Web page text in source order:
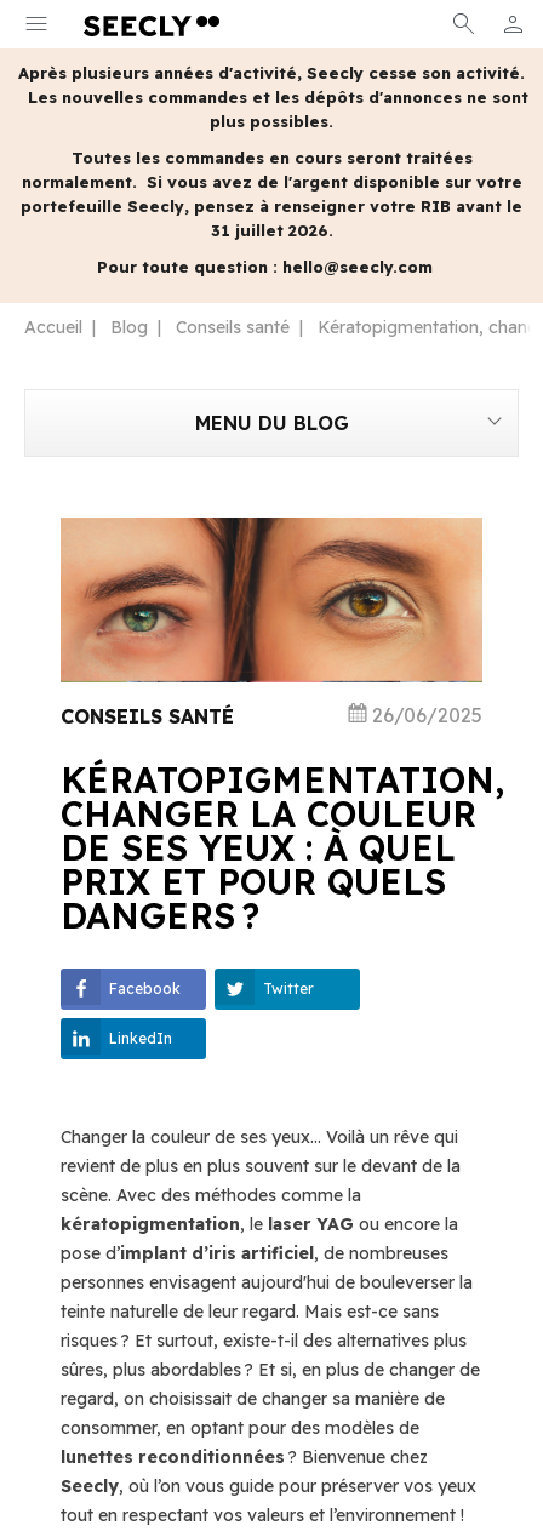
menu search person
MON
Après plusieurs années d'activité, Seecly cesse son activité.
Les nouvelles commandes et les dépôts d'annonces ne sont
plus possibles.
Toutes les commandes en cours seront traitées
normalement. Si vous avez de l'argent disponible sur votre
portefeuille Seecly, pensez à renseigner votre RIB avant le
31 juillet 2026.
Pour toute question : hello@seecly.com
Accueil Blog Conseils santé Kératopigmentation,
MENU DU BLOG
KÉRATOPIGMENTATION,
CHANGER LA COULEUR
DE SES YEUX : À QUEL
PRIX ET POUR QUELS
DANGERS ?
CONSEILS SANTÉ 26/06/2025
Facebook Twitter
LinkedIn
Changer la couleur de ses yeux… Voilà un rêve qui
revient de plus en plus souvent sur le devant de la
scène. Avec des méthodes comme la
kératopigmentation, le laser YAG ou encore la
pose d’implant d’iris artificiel, de nombreuses
personnes envisagent aujourd'hui de bouleverser la
teinte naturelle de leur regard. Mais est-ce sans
risques ? Et surtout, existe-t-il des alternatives plus
sûres, plus abordables ? Et si, en plus de changer de
regard, on choisissait de changer sa manière de
consommer, en optant pour des modèles de
lunettes reconditionnées ? Bienvenue chez
Seecly, où l’on vous guide pour préserver vos yeux
tout en respectant vos valeurs et l’environnement !